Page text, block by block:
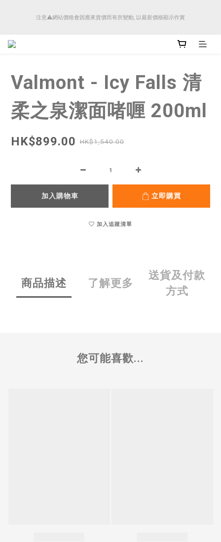
注意⚠️網站價格會因應來貨價而有所變動, 以最新價格顯示作實
順豐香港將於4月14日起減少SMS短訊發送, 所有快件自取訊息通知將全部改為透過官
Valmont - Icy Falls 清
柔之泉潔面啫喱 200ml
HK$899.00 HK$1,540.00
加入購物車 立即購買
加入追蹤清單
商品描述 了解更多
送貨及付款
方式
您可能喜歡...